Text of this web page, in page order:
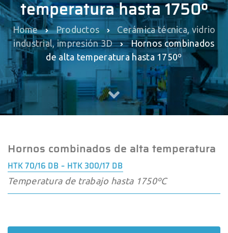
temperatura hasta 1750º
Home Productos
Cerámica técnica, vidrio
industrial, impresión 3D
Hornos combinados
de alta temperatura hasta 1750º
Hornos combinados de alta temperatura
HTK 70/16 DB – HTK 300/17 DB
Temperatura de trabajo hasta 1750ºC